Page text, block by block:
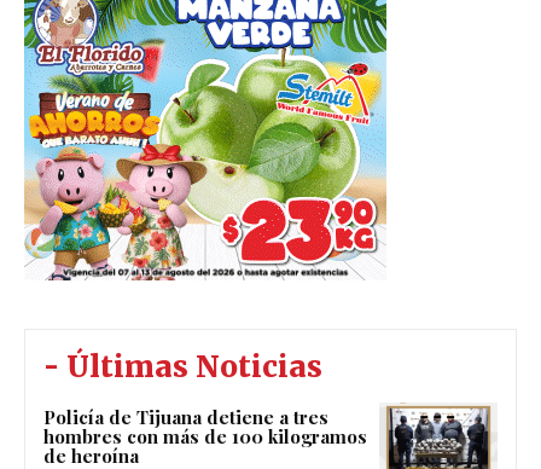
- Últimas Noticias
Policía de Tijuana detiene a tres
hombres con más de 100 kilogramos
de heroína